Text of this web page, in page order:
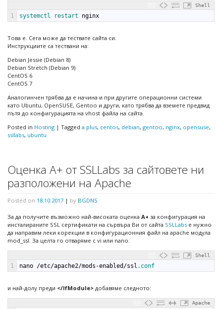
Shell
1 systemctl restart nginx
Това е. Сега може да тествате сайта си.
Инструкциите са тествани на:
Debian Jessie (Debian 8)
Debian Stretch (Debian 9)
CentOS 6
CentOS 7
Аналогинчен трябва да е начина и при другите операционни системи
като Ubuntu, OpenSUSE, Gentoo и други, като трябва да вземете предвид
пътя до конфигурацията на vhost файла на сайта.
Posted in Hosting | Tagged a plus, centos, debian, gentoo, nginx, opensuse,
ssllabs, ubuntu
Оценка А+ от SSLLabs за сайтовете ни
разположени на Apache
Posted on 18.10.2017 | by BGDNS
За да получите възможно най-високата оценка А+ за конфигурация на
инсталираните SSL сертификати на сървъра Ви от сайта SSLLabs е нужно
да направим леки корекции в конфигурационния файл на apache модула
mod_ssl. За целта го отваряме с vi или nano:
Shell
1 nano /etc/apache2/mods -enabled /ssl .conf
и най-долу преди </IfModule> добавяме следното:
Apache